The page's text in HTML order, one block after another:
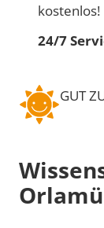
kostenlos!
24/7
GUT